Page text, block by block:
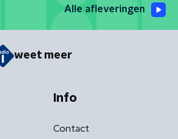
Alle afleveringen
weet meer
Info
Contact